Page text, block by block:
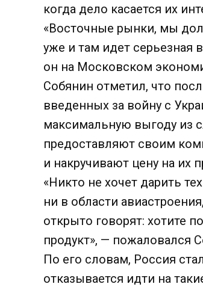
когда дело касается их
«Восточные рынки, мы
уже и там идет серьезная
он на Московском
Собянин отметил, что
введенных за войну с
максимальную выгоду из
предоставляют своим
и накручивают цену на их
«Никто не хочет дарить
ни в области
открыто говорят: хотите
продукт», — пожаловался
По его словам, Россия
отказывается идти на